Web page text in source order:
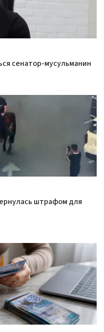
сенатор-мусульманин
штрафом для